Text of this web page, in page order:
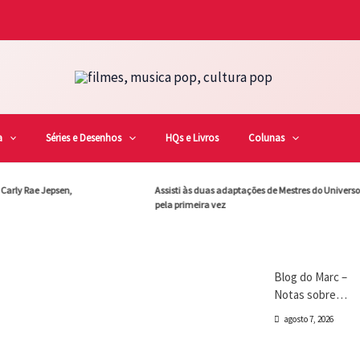
Séries e Desenhos HQs e Livros Colunas
Rae Jepsen,
Assisti às duas adaptações de Mestres do Universo
pela primeira vez
sobre filmes
vez em julho de
Blog do Marc –
Notas sobre
filmes que vi pela
agosto 7, 2026